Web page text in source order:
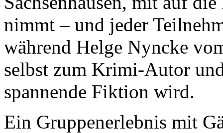
nimmt – und jeder
während Helge Nyncke
selbst zum Krimi-Autor
spannende Fiktion wird.
Ein Gruppenerlebnis mit